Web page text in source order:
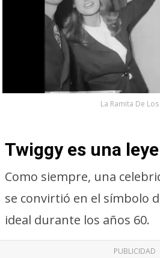
La Ramita De
Twiggy es una
Como siempre, una
se convirtió en el símbolo
ideal durante los años 60.
PUBLICIDAD